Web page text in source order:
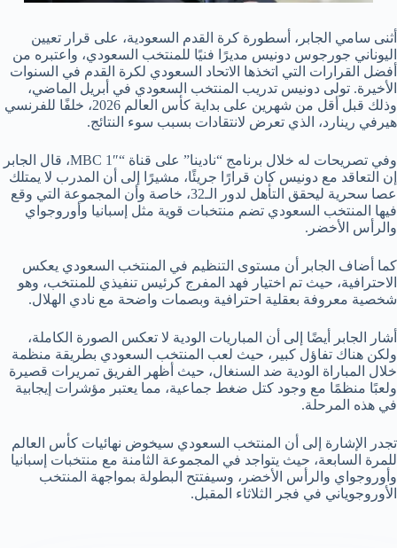
أثنى سامي الجابر، أسطورة كرة القدم السعودية، على قرار تعيين
اليوناني جورجوس دونيس مديرًا فنيًا للمنتخب السعودي، واعتبره من
أفضل القرارات التي اتخذها الاتحاد السعودي لكرة القدم في السنوات
الأخيرة. تولى دونيس تدريب المنتخب السعودي في أبريل الماضي،
وذلك قبل أقل من شهرين على بداية كأس العالم 2026، خلفًا للفرنسي
هيرفي رينارد، الذي تعرض لانتقادات بسبب سوء النتائج.
وفي تصريحات له خلال برنامج “نادينا” على قناة “MBC 1″، قال الجابر
إن التعاقد مع دونيس كان قرارًا جريئًا، مشيرًا إلى أن المدرب لا يمتلك
عصا سحرية ليحقق التأهل لدور الـ32، خاصة وأن المجموعة التي وقع
فيها المنتخب السعودي تضم منتخبات قوية مثل إسبانيا وأوروجواي
والرأس الأخضر.
كما أضاف الجابر أن مستوى التنظيم في المنتخب السعودي يعكس
الاحترافية، حيث تم اختيار فهد المفرج كرئيس تنفيذي للمنتخب، وهو
شخصية معروفة بعقلية احترافية وبصمات واضحة مع نادي الهلال.
أشار الجابر أيضًا إلى أن المباريات الودية لا تعكس الصورة الكاملة،
ولكن هناك تفاؤل كبير، حيث لعب المنتخب السعودي بطريقة منظمة
خلال المباراة الودية ضد السنغال، حيث أظهر الفريق تمريرات قصيرة
ولعبًا منظمًا مع وجود كتل ضغط جماعية، مما يعتبر مؤشرات إيجابية
في هذه المرحلة.
تجدر الإشارة إلى أن المنتخب السعودي سيخوض نهائيات كأس العالم
للمرة السابعة، حيث يتواجد في المجموعة الثامنة مع منتخبات إسبانيا
وأوروجواي والرأس الأخضر، وسيفتتح البطولة بمواجهة المنتخب
الأوروجوياني في فجر الثلاثاء المقبل.